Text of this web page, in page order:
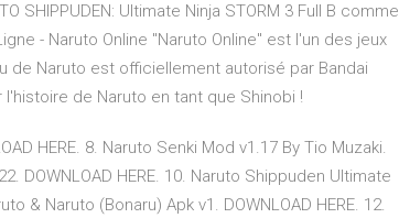
Ultimate Ninja STORM 3 Full B comme
- Naruto Online "Naruto Online" est l'un des jeux
de Naruto est officiellement autorisé par Bandai
de Naruto en tant que Shinobi !
HERE. 8. Naruto Senki Mod v1.17 By Tio Muzaki.
DOWNLOAD HERE. 10. Naruto Shippuden Ultimate
& Naruto (Bonaru) Apk v1. DOWNLOAD HERE. 12.